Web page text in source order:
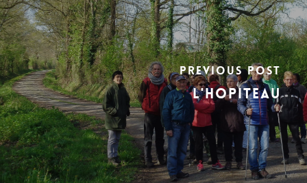
Previous Post
l'Hopiteau